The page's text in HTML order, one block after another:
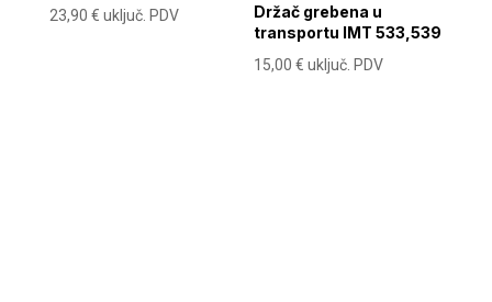
23,90 € uključ. PDV
Držač grebena u
transportu IMT 533,539
15,00€ uključ. PDV